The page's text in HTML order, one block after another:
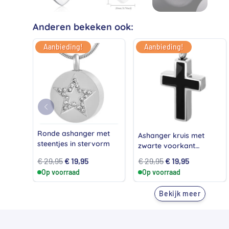
Anderen bekeken ook:
Aanbieding!
Ronde ashanger met
steentjes in stervorm
€29,95 Oorspronkelijke
prijs
was:
€19,95Huidige
is:
Op voorraad
Aanbieding!
Ashanger kruis met
zwarte voorkant
€29,95Oorspronkelijke
prijs
was:
€ 29,95.
€19,95Huidige
is:
€ 19,95.
Op voorraad
Bekijk meer